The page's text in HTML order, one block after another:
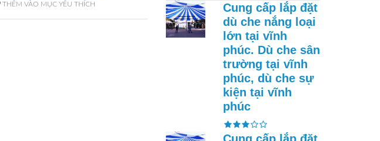
THÊM VÀO MỤC YÊU THÍCH
Cung cấp lắp đặt
dù che nắng loại
lớn tại vĩnh
phúc. Dù che sân
trường tại vĩnh
phúc, dù che sự
kiện tại vĩnh
phúc